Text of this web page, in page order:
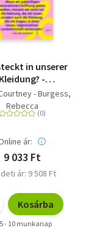
in unserer
Kleidung? -
wir
mit
und
-
Fashion zu
soil-to-soil,
und
nachhaltig
- Burgess,
Rebecca
ár:
9 033 Ft
ár: 9 508 Ft
Kosárba
5 - 10 munkanap